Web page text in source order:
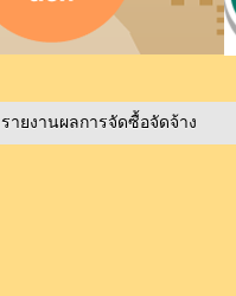
รายงานผลการจัดซื้อจัดจ้าง